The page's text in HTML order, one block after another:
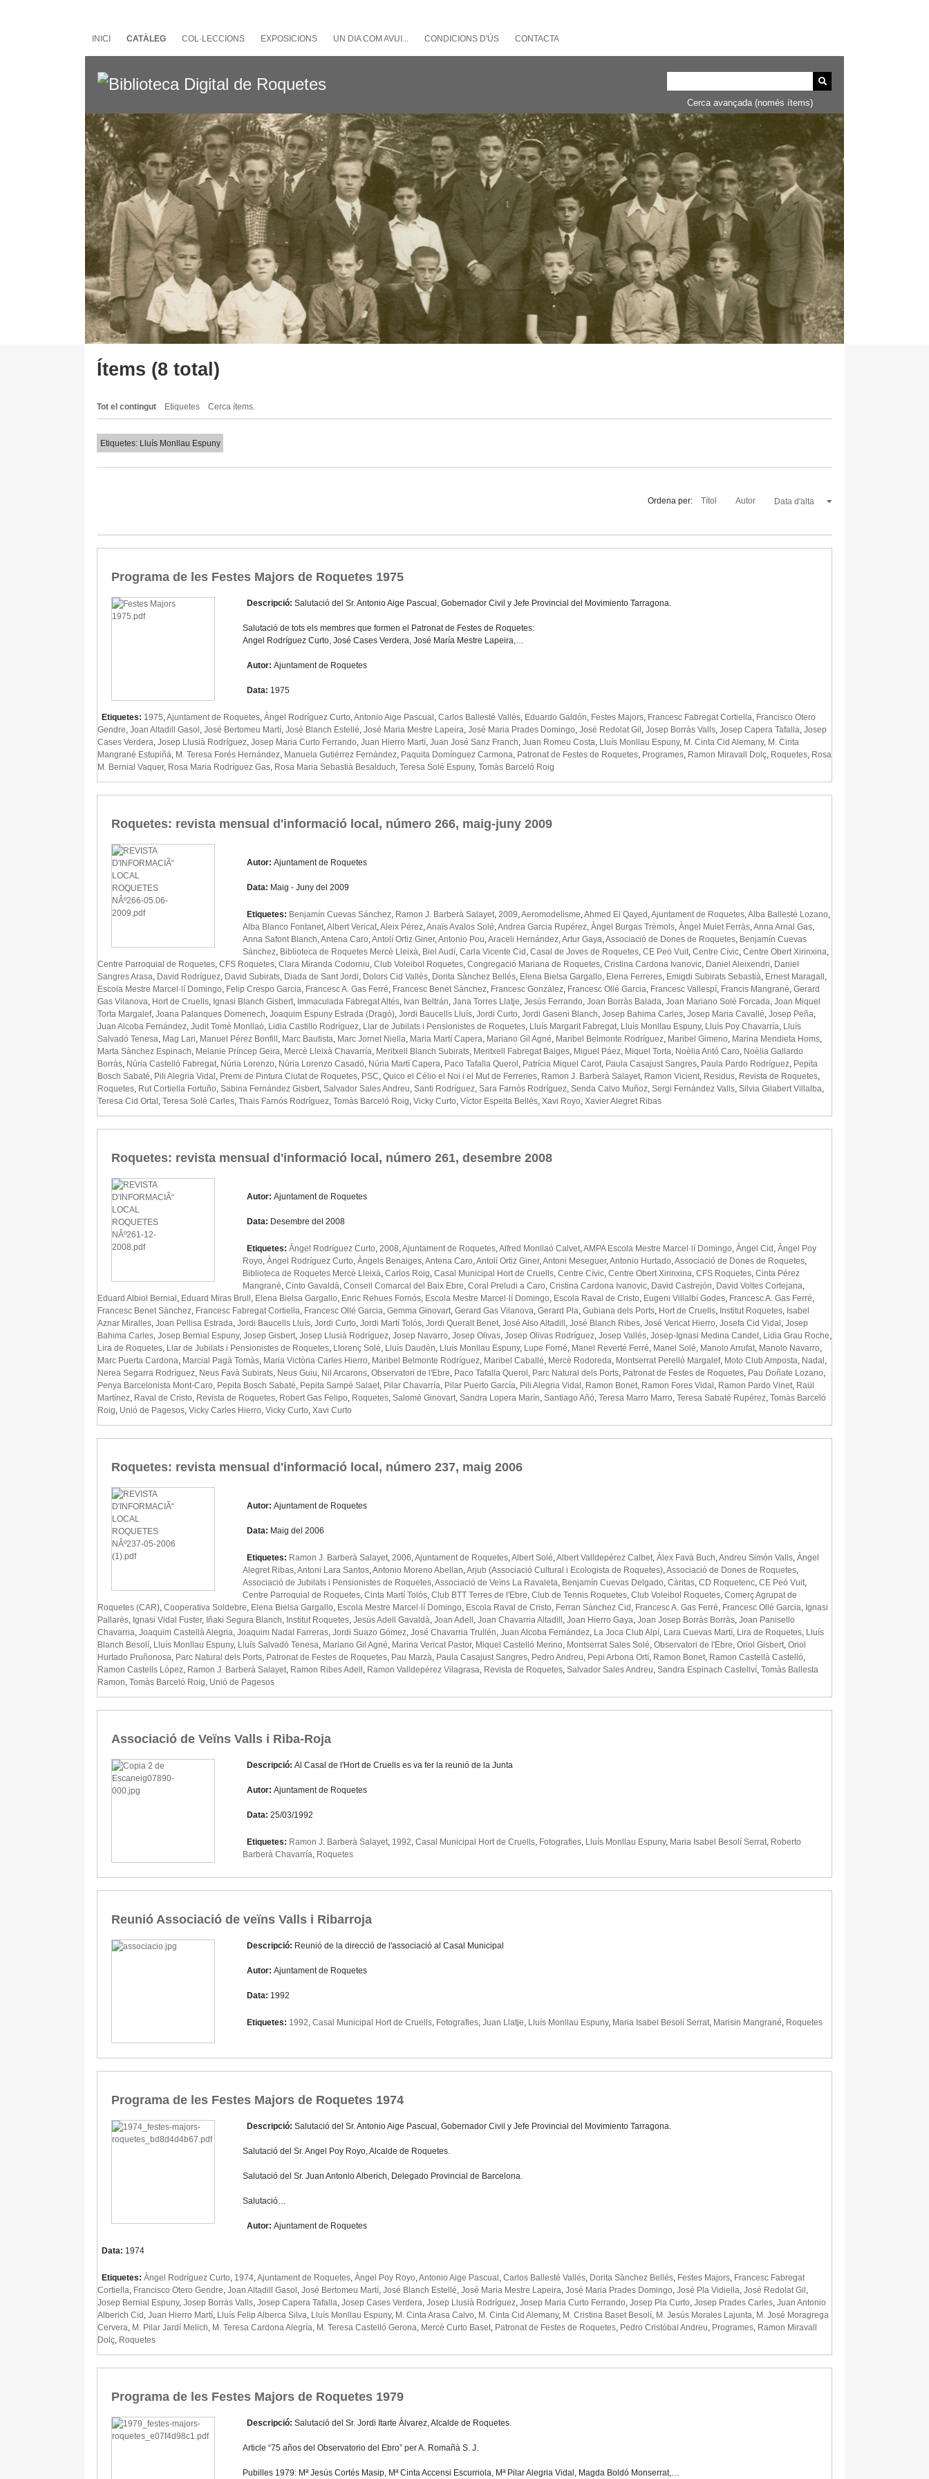
INICI CATÀLEG COL·LECCIONS EXPOSICIONS UN DIA COM AVUI... CONDICIONS D'ÚS CONTACTA
Cerca avançada (només ítems)
Ítems (8 total)
Tot el contingut Etiquetes Cerca ítems.
Etiquetes: Lluís Monllau Espuny
Ordena per: Títol Autor Data d'alta
Programa de les Festes Majors de Roquetes 1975
Descripció: Salutació del Sr. Antonio Aige Pascual, Gobernador Civil y Jefe Provincial del Movimiento Tarragona.
Salutació de tots els membres que formen el Patronat de Festes de Roquetes:
Angel Rodríguez Curto, José Cases Verdera, José María Mestre Lapeira,…
Autor: Ajuntament de Roquetes
Data: 1975
Etiquetes: 1975,Ajuntament de Roquetes, Àngel Rodríguez Curto,Antonio Aige Pascual , Carlos Ballesté Vallés, Eduardo Galdón, Festes Majors, Francesc Fabregat Cortiella, Francisco Otero
Gendre, Joan Altadill Gasol , José Bertomeu Martí, José Blanch Estellé, José Maria Mestre Lapeira, José Maria Prades Domingo, José Redolat Gil , Josep Borràs Valls, Josep Capera Tafalla, Josep
Cases Verdera, Josep Llusià Rodríguez, Josep Maria Curto Ferrando, Juan Hierro Martí, Juan José Sanz Franch, Juan Romeu Costa, Lluís Monllau Espuny, M. Cinta Cid Alemany, M. Cinta
Mangrané Estupiñá, M. Teresa Forés Hernández, Manuela Gutiérrez Fernàndez, Paquita Domínguez Carmona, Patronat de Festes de Roquetes, Programes, Ramon Miravall Dolç, Roquetes, Rosa
M. Bernial Vaquer, Rosa Maria Rodríguez Gas, Rosa Maria Sebastià Besalduch, Teresa Solé Espuny, Tomàs Barceló Roig
Roquetes: revista mensual d'informació local, número 266, maig-juny 2009
Autor: Ajuntament de Roquetes
Data: Maig - Juny del 2009
Etiquetes: Benjamín Cuevas Sánchez, Ramon J. Barberà Salayet, 2009,Aeromodelisme,Ahmed El Qayed ,Ajuntament de Roquetes,Alba Ballesté Lozano,
Alba Blanco Fontanet,Albert Vericat,Aleix Pérez,Anaïs Avalos Solé,Andrea Garcia Rupérez, Àngel Burgas Trèmols, Àngel Mulet Ferràs,Anna Arnal Gas,
Anna Safont Blanch,Antena Caro,Antolí Ortiz Giner,Antonio Pou,Araceli Hernández,Artur Gaya,Associació de Dones de Roquetes, Benjamín Cuevas
Sánchez, Biblioteca de Roquetes Mercè Lleixà, Biel Audí, Carla Vicente Cid , Casal de Joves de Roquetes, CE Peó Vuit, Centre Cívic, Centre Obert Xirinxina,
Centre Parroquial de Roquetes, CFS Roquetes, Clara Miranda Codorniu, Club Voleibol Roquetes, Congregació Mariana de Roquetes, Cristina Cardona Ivanovic, Daniel Aleixendri, Daniel
Sangres Arasa, David Rodríguez, David Subirats, Diada de Sant Jordi, Dolors Cid Vallès, Dorita Sànchez Bellés, Elena Bielsa Gargallo, Elena Ferreres, Emigdi Subirats Sebastià, Ernest Maragall ,
Escola Mestre Marcel·lí Domingo, Felip Crespo Garcia, Francesc A. Gas Ferré, Francesc Benet Sànchez, Francesc Gonzàlez, Francesc Ollé Garcia, Francesc Vallespí, Francis Mangrané, Gerard
Gas Vilanova, Hort de Cruells, Ignasi Blanch Gisbert, Immaculada Fabregat Altés, Ivan Beltrán, Jana Torres Llatje, Jesús Ferrando, Joan Borràs Balada, Joan Mariano Solé Forcada, Joan Miquel
Torta Margalef, Joana Palanques Domenech, Joaquim Espuny Estrada (Dragó), Jordi Baucells Lluís, Jordi Curto, Jordi Gaseni Blanch, Josep Bahima Carles, Josep Maria Cavallé, Josep Peña,
Juan Alcoba Fernández, Judit Tomé Monllaó, Lidia Castillo Rodríguez, Llar de Jubilats i Pensionistes de Roquetes, Lluís Margarit Fabregat, Lluís Monllau Espuny, Lluís Poy Chavarría, Lluís
Salvadó Tenesa, Mag Lari, Manuel Pérez Bonfill , Marc Bautista, Marc Jornet Niella, Maria Martí Capera, Mariano Gil Agné, Maribel Belmonte Rodríguez, Maribel Gimeno, Marina Mendieta Homs,
Marta Sànchez Espinach, Melanie Príncep Geira, Mercè Lleixà Chavarría, Meritxell Blanch Subirats, Meritxell Fabregat Baiges, Miguel Páez, Miquel Torta, Noèlia Antó Caro, Noèlia Gallardo
Borràs, Núria Castelló Fabregat, Núria Lorenzo, Núria Lorenzo Casadó, Núria Martí Capera, Paco Tafalla Querol , Patrícia Miquel Carot, Paula Casajust Sangres, Paula Pardo Rodríguez, Pepita
Bosch Sabaté, Pili Alegria Vidal , Premi de Pintura Ciutat de Roquetes, PSC, Quico el Célio el Noi i el Mut de Ferreries, Ramon J. Barberà Salayet, Ramon Vicient, Residus, Revista de Roquetes,
Roquetes, Rut Cortiella Fortuño, Sabina Fernández Gisbert, Salvador Sales Andreu, Santi Rodríguez, Sara Farnós Rodríguez, Senda Calvo Muñoz, Sergi Fernández Valls, Silvia Gilabert Villalba,
Teresa Cid Ortal , Teresa Solé Carles, Thais Farnós Rodríguez, Tomàs Barceló Roig, Vicky Curto, Víctor Espelta Bellés, Xavi Royo, Xavier Alegret Ribas
Roquetes: revista mensual d'informació local, número 261, desembre 2008
Autor: Ajuntament de Roquetes
Data: Desembre del 2008
Etiquetes: Àngel Rodríguez Curto, 2008,Ajuntament de Roquetes,Alfred Monllaó Calvet,AMPA Escola Mestre Marcel·lí Domingo, Àngel Cid , Àngel Poy
Royo, Àngel Rodríguez Curto, Àngels Benaiges,Antena Caro,Antolí Ortiz Giner,Antoni Meseguer,Antonio Hurtado,Associació de Dones de Roquetes,
Biblioteca de Roquetes Mercè Lleixà, Carlos Roig, Casal Municipal Hort de Cruells, Centre Cívic, Centre Obert Xirinxina, CFS Roquetes, Cinta Pérez
Mangrané, Cinto Gavaldà, Consell Comarcal del Baix Ebre, Coral Preludi a Caro, Cristina Cardona Ivanovic, David Castrejón, David Voltes Cortejana,
Eduard Albiol Bernial , Eduard Miras Brull , Elena Bielsa Gargallo, Enric Rehues Fornós, Escola Mestre Marcel·lí Domingo, Escola Raval de Cristo, Eugeni Villalbí Godes, Francesc A. Gas Ferré,
Francesc Benet Sànchez, Francesc Fabregat Cortiella, Francesc Ollé Garcia, Gemma Ginovart, Gerard Gas Vilanova, Gerard Pla, Gubiana dels Ports, Hort de Cruells, Institut Roquetes, Isabel
Aznar Miralles, Joan Pellisa Estrada, Jordi Baucells Lluís, Jordi Curto, Jordi Martí Tolós, Jordi Queralt Benet, José Also Altadill , José Blanch Ribes, José Vericat Hierro, Josefa Cid Vidal , Josep
Bahima Carles, Josep Bernial Espuny, Josep Gisbert, Josep Llusià Rodríguez, Josep Navarro, Josep Olivas, Josep Olivas Rodríguez, Josep Vallés, Josep-Ignasi Medina Candel , Lidia Grau Roche,
Lira de Roquetes, Llar de Jubilats i Pensionistes de Roquetes, Llorenç Solé, Lluís Daudén, Lluís Monllau Espuny, Lupe Forné, Manel Reverté Ferré, Manel Solé, Manolo Arrufat, Manolo Navarro,
Marc Puerta Cardona, Marcial Pagà Tomàs, Maria Victòria Carles Hierro, Maribel Belmonte Rodríguez, Maribel Caballé, Mercè Rodoreda, Montserrat Perelló Margalef, Moto Club Amposta, Nadal ,
Nerea Segarra Rodríguez, Neus Favà Subirats, Neus Guiu, Nil Arcarons, Observatori de l'Ebre, Paco Tafalla Querol , Parc Natural dels Ports, Patronat de Festes de Roquetes, Pau Doñate Lozano,
Penya Barcelonista Mont-Caro, Pepita Bosch Sabaté, Pepita Sampé Salaet, Pilar Chavarría, Pilar Puerto García, Pili Alegria Vidal , Ramon Bonet, Ramon Fores Vidal , Ramon Pardo Vinet, Raül
Martínez, Raval de Cristo, Revista de Roquetes, Robert Gas Felipo, Roquetes, Salomé Ginovart, Sandra Lopera Marín, Santiago Añó, Teresa Marro Marro, Teresa Sabaté Rupérez, Tomàs Barceló
Roig, Unió de Pagesos, Vicky Carles Hierro, Vicky Curto, Xavi Curto
Roquetes: revista mensual d'informació local, número 237, maig 2006
Autor: Ajuntament de Roquetes
Data: Maig del 2006
Etiquetes: Ramon J. Barberà Salayet, 2006,Ajuntament de Roquetes,Albert Solé,Albert Valldepérez Calbet, Àlex Favà Buch,Andreu Simón Valls, Àngel
Alegret Ribas,Antoni Lara Santos,Antonio Moreno Abellan,Arjub (Associació Cultural i Ecologista de Roquetes),Associació de Dones de Roquetes,
Associació de Jubilats i Pensionistes de Roquetes,Associació de Veïns La Ravaleta, Benjamín Cuevas Delgado, Càritas, CD Roquetenc, CE Peó Vuit,
Centre Parroquial de Roquetes, Cinta Martí Tolós, Club BTT Terres de l'Ebre, Club de Tennis Roquetes, Club Voleibol Roquetes, Comerç Agrupat de
Roquetes (CAR), Cooperativa Soldebre, Elena Bielsa Gargallo, Escola Mestre Marcel·lí Domingo, Escola Raval de Cristo, Ferran Sànchez Cid , Francesc A. Gas Ferré, Francesc Ollé Garcia, Ignasi
Pallarès, Ignasi Vidal Fuster, Iñaki Segura Blanch, Institut Roquetes, Jesús Adell Gavaldà, Joan Adell , Joan Chavarria Altadill , Joan Hierro Gaya, Joan Josep Borràs Borràs, Joan Panisello
Chavarria, Joaquim Castellà Alegria, Joaquim Nadal Farreras, Jordi Suazo Gómez, José Chavarria Trullén, Juan Alcoba Fernández, La Joca Club Alpí, Lara Cuevas Martí, Lira de Roquetes, Lluís
Blanch Besolí, Lluís Monllau Espuny, Lluís Salvadó Tenesa, Mariano Gil Agné, Marina Vericat Pastor, Miquel Castelló Merino, Montserrat Sales Solé, Observatori de l'Ebre, Oriol Gisbert, Oriol
Hurtado Pruñonosa, Parc Natural dels Ports, Patronat de Festes de Roquetes, Pau Marzà, Paula Casajust Sangres, Pedro Andreu, Pepi Arbona Ortí, Ramon Bonet, Ramon Castellà Castelló,
Ramon Castells López, Ramon J. Barberà Salayet, Ramon Ribes Adell , Ramon Valldepérez Vilagrasa, Revista de Roquetes, Salvador Sales Andreu, Sandra Espinach Castellví, Tomàs Ballesta
Ramon, Tomàs Barceló Roig, Unió de Pagesos
Associació de Veïns Valls i Riba-Roja
Descripció: Al Casal de l'Hort de Cruells es va fer la reunió de la Junta
Autor: Ajuntament de Roquetes
Data: 25/03/1992
Etiquetes: Ramon J. Barberà Salayet, 1992, Casal Municipal Hort de Cruells, Fotografies, Lluís Monllau Espuny, Maria Isabel Besolí Serrat, Roberto
Barberà Chavarría, Roquetes
Reunió Associació de veïns Valls i Ribarroja
Descripció: Reunió de la direcció de l'associació al Casal Municipal
Autor: Ajuntament de Roquetes
Data: 1992
Etiquetes: 1992, Casal Municipal Hort de Cruells, Fotografies, Juan Llatje, Lluís Monllau Espuny, Maria Isabel Besolí Serrat, Marisin Mangrané, Roquetes
Programa de les Festes Majors de Roquetes 1974
Descripció: Salutació del Sr. Antonio Aige Pascual, Gobernador Civil y Jefe Provincial del Movimiento Tarragona.
Salutació del Sr. Angel Poy Royo, Alcalde de Roquetes.
Salutació del Sr. Juan Antonio Alberich, Delegado Provincial de Barcelona.
Salutació…
Autor: Ajuntament de Roquetes
Data: 1974
Etiquetes: Àngel Rodríguez Curto, 1974,Ajuntament de Roquetes, Àngel Poy Royo,Antonio Aige Pascual , Carlos Ballesté Vallés, Dorita Sànchez Bellés, Festes Majors, Francesc Fabregat
Cortiella, Francisco Otero Gendre, Joan Altadill Gasol , José Bertomeu Martí, José Blanch Estellé, José Maria Mestre Lapeira, José Maria Prades Domingo, José Pla Vidiella, José Redolat Gil ,
Josep Bernial Espuny, Josep Borràs Valls, Josep Capera Tafalla, Josep Cases Verdera, Josep Llusià Rodríguez, Josep Maria Curto Ferrando, Josep Pla Curto, Josep Prades Carles, Juan Antonio
Alberich Cid , Juan Hierro Martí, Lluís Felip Alberca Silva, Lluís Monllau Espuny, M. Cinta Arasa Calvo, M. Cinta Cid Alemany, M. Cristina Baset Besolí, M. Jesús Morales Lajunta, M. José Moragrega
Cervera, M. Pilar Jardí Melich, M. Teresa Cardona Alegría, M. Teresa Castelló Gerona, Mercè Curto Baset, Patronat de Festes de Roquetes, Pedro Cristóbal Andreu, Programes, Ramon Miravall
Dolç, Roquetes
Programa de les Festes Majors de Roquetes 1979
Descripció: Salutació del Sr. Jordi Itarte Àlvarez, Alcalde de Roquetes.
Article “75 años del Observatorio del Ebro” per A. Romañà S. J.
Pubilles 1979: Mª Jesús Cortés Masip, Mª Cinta Accensi Escurriola, Mª Pilar Alegria Vidal, Magda Boldó Monserrat,…